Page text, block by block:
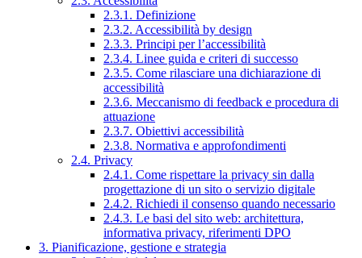
2.3.1. Definizione
2.3.2. Accessibilità by design
2.3.3. Principi per l’accessibilità
2.3.4. Linee guida e criteri di successo
2.3.5. Come rilasciare una dichiarazione di
accessibilità
2.3.6. Meccanismo di feedback e procedura di
attuazione
2.3.7. Obiettivi accessibilità
2.3.8. Normativa e approfondimenti
2.4. Privacy
2.4.1. Come rispettare la privacy sin dalla
progettazione di un sito o servizio digitale
2.4.2. Richiedi il consenso quando necessario
2.4.3. Le basi del sito web: architettura,
informativa privacy, riferimenti DPO
3. Pianificazione, gestione e strategia